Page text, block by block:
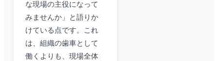
な現場の主役になって
みませんか」と語りか
けている点です。これ
は、組織の歯車として
働くよりも、現場全体